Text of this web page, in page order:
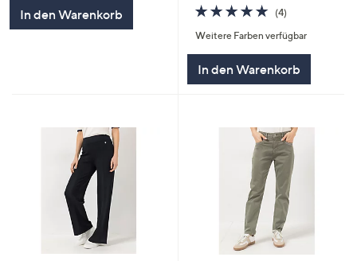
In den Warenkorb
4.8
von
5
(4)
Weitere Farben verfügbar
In den Warenkorb